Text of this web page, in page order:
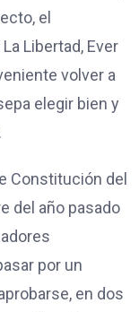
el
Libertad, Ever
volver a
elegir bien y
Constitución del
del año pasado
por un
en dos